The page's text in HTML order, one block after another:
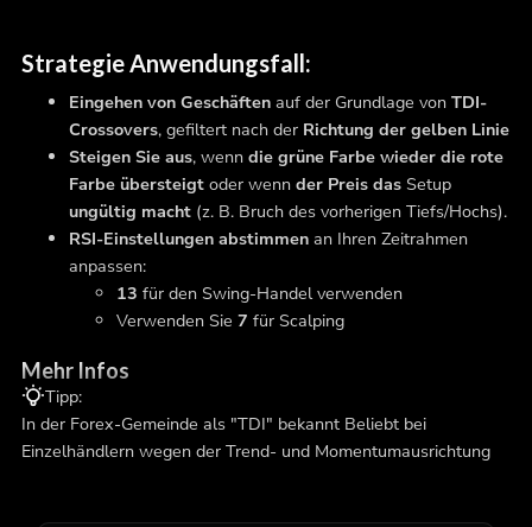
Strategie Anwendungsfall:
Eingehen von Geschäftenauf der Grundlage von TDI-
Crossovers, gefiltert nach der Richtung der gelben Linie
Steigen Sie aus, wenn die grüne Farbe wieder die rote
Farbe übersteigtoder wenn der Preis dasSetup
ungültig macht(z. B. Bruch des vorherigen Tiefs/Hochs).
RSI-Einstellungen abstimmenan Ihren Zeitrahmen
anpassen:
13 für den Swing-Handel verwenden
Verwenden Sie 7 für Scalping
Mehr Infos
Tipp:
In der Forex-Gemeinde als "TDI" bekannt Beliebt bei
Einzelhändlern wegen der Trend- und Momentumausrichtung